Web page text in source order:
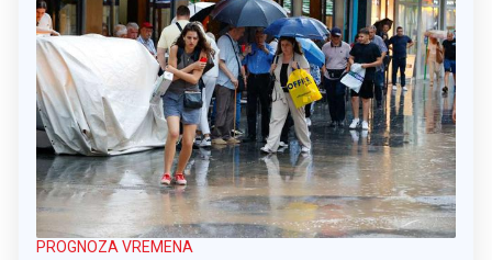
PROGNOZA VREMENA